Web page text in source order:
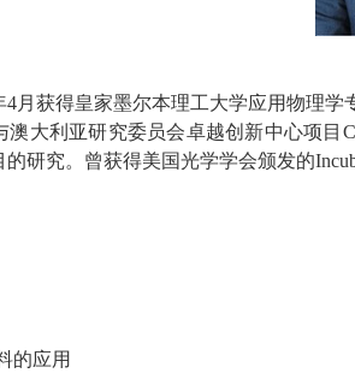
4月获得皇家墨尔本理工大学应用物理
澳大利亚研究委员会卓越创新中心项目
研究。曾获得美国光学学会颁发的
的应用